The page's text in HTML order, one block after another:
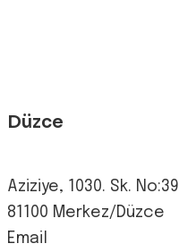
Düzce
Aziziye, 1030. Sk. No:39
81100 Merkez/Düzce
Email